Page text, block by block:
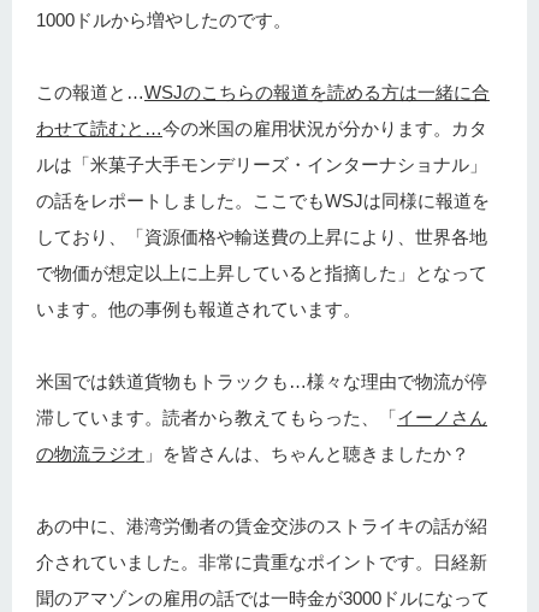
1000ドルから増やしたのです。
この報道と…WSJのこちらの報道を読める方は一緒に合
わせて読むと…今の米国の雇用状況が分かります。カタ
ルは「米菓子大手モンデリーズ・インターナショナル」
の話をレポートしました。ここでもWSJは同様に報道を
しており、「資源価格や輸送費の上昇により、世界各地
で物価が想定以上に上昇していると指摘した」となって
います。他の事例も報道されています。
米国では鉄道貨物もトラックも…様々な理由で物流が停
滞しています。読者から教えてもらった、「イーノさん
の物流ラジオ 」を皆さんは、ちゃんと聴きましたか？
あの中に、港湾労働者の賃金交渉のストライキの話が紹
介されていました。非常に貴重なポイントです。日経新
聞のアマゾンの雇用の話では一時金が3000ドルになって